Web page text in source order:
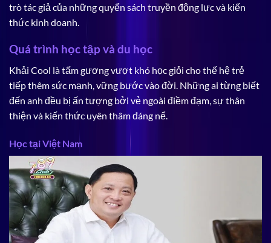
trò tác giả của những quyển sách truyền động lực và kiến
thức kinh doanh.
Quá trình học tập và du học
Khải Cool là tấm gương vượt khó học giỏi cho thế hệ trẻ
tiếp thêm sức mạnh, vững bước vào đời. Những ai từng biết
đến anh đều bị ấn tượng bởi vẻ ngoài điềm đạm, sự thân
thiện và kiến thức uyên thâm đáng nể.
Học tại Việt Nam